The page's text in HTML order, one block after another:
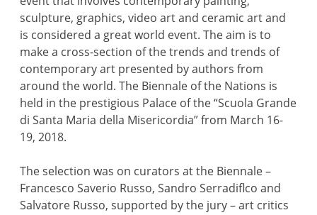
sculpture, graphics, video art and ceramic art and
is considered a great world event. The aim is to
make a cross-section of the trends and trends of
contemporary art presented by authors from
around the world. The Biennale of the Nations is
held in the prestigious Palace of the “Scuola Grande
di Santa Maria della Misericordia” from March 16-
19, 2018.
The selection was on curators at the Biennale –
Francesco Saverio Russo, Sandro Serradiflco and
Salvatore Russo, supported by the jury – art critics